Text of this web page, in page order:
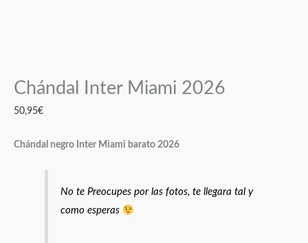
Chándal Inter Miami 2026
50,95€
Chándal negro Inter Miami barato 2026
No te Preocupes por las fotos, te llegara tal y
como esperas